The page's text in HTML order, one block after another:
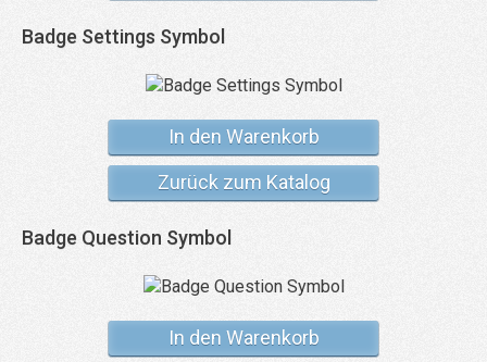
Badge Settings Symbol
In den Warenkorb
Zurück zum Katalog
Badge Question Symbol
In den Warenkorb